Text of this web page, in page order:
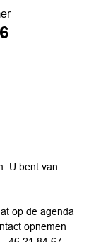
U bent van
op de agenda
opnemen